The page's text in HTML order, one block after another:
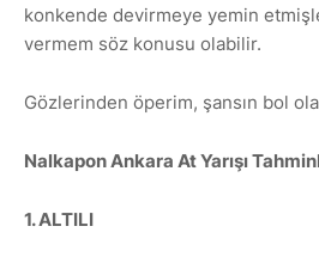
konkende devirmeye yemin
vermem söz konusu olabilir.
Gözlerinden öperim, şansın bol
Nalkapon Ankara At Yarışı
1. ALTILI